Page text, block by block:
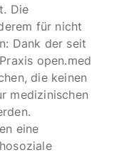
Die
für nicht
Dank der seit
open.med
die keinen
medizinischen
eine